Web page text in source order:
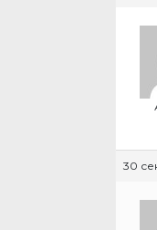
30